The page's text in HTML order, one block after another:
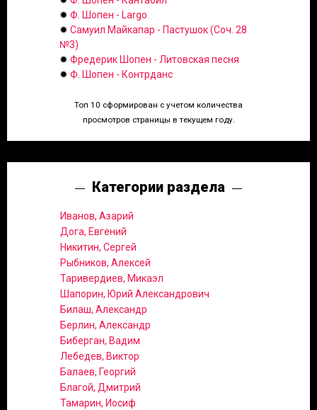
✹ Ф. Шопен - Largo
✹ Самуил Майкапар - Пастушок (Соч. 28
№3)
✹ Фредерик Шопен - Литовская песня
✹ Ф. Шопен - Контрданс
Топ 10 сформирован с учетом количества
просмотров страницы в текущем году.
Категории раздела
Иванов, Азарий
Дога, Евгений
Никитин, Сергей
Рыбников, Алексей
Таривердиев, Микаэл
Шапорин, Юрий Александрович
Билаш, Александр
Берлин, Александр
Биберган, Вадим
Лебедев, Виктор
Балаев, Георгий
Благой, Дмитрий
Тамарин, Иосиф